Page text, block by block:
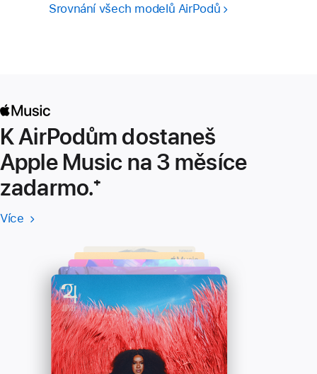
Srovnání všech modelů AirPodů
K AirPodům dostaneš
Apple Music na 3 měsíce
zadarmo.Poznámka
⁺
Více Více
Music
(Otevře
okně)